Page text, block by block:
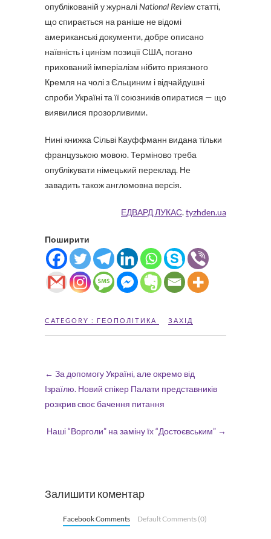
опублікованій у журналіNational Reviewстатті,
що спирається на раніше не відомі
американські документи, добре описано
наївність і цинізм позиції США, погано
прихований імперіалізм нібито приязного
Кремля на чолі з Єльциним і відчайдушні
спроби Україні та її союзників опиратися — що
виявилися прозорливими.
Нині книжка Сільві Кауффманн видана тільки
французькою мовою. Терміново треба
опублікувати німецький переклад. Не
завадить також англомовна версія.
ЕДВАРД ЛУКАС.tyzhden.ua
Поширити
CATEGORY : ГЕОПОЛІТИКА ЗАХІД
← За допомогу Україні, але окремо від
Ізраїлю. Новий спікер Палати представників
розкрив своє бачення питання
Наші “Ворголи” на заміну їх “Достоєвським” →
Залишити коментар
Facebook Comments Default Comments (0)